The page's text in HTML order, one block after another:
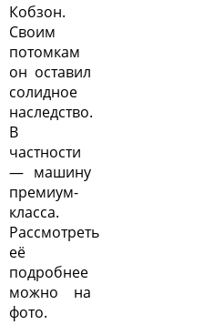
Кобзон.
Своим
потомкам
он оставил
солидное
наследство.
В
частности
— машину
премиум-
класса.
Рассмотреть
её
подробнее
можно на
фото.